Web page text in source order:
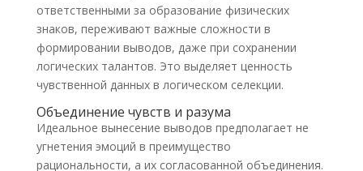
ответственными за образование физических
знаков, переживают важные сложности в
формировании выводов, даже при сохранении
логических талантов. Это выделяет ценность
чувственной данных в логическом селекции.
Объединение чувств и разума
Идеальное вынесение выводов предполагает не
угнетения эмоций в преимущество
рациональности, а их согласованной объединения.